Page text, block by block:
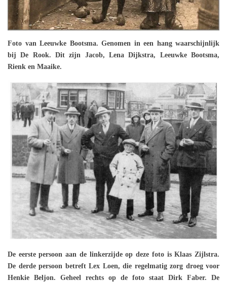
Foto van Leeuwke Bootsma. Genomen in een hang waarschijnlijk
bij De Rook. Dit zijn Jacob, Lena Dijkstra, Leeuwke Bootsma,
Rienk en Maaike.
De eerste persoon aan de linkerzijde op deze foto is Klaas Zijlstra.
De derde persoon betreft Lex Loen, die regelmatig zorg droeg voor
Henkie Beljon. Geheel rechts op de foto staat Dirk Faber. De